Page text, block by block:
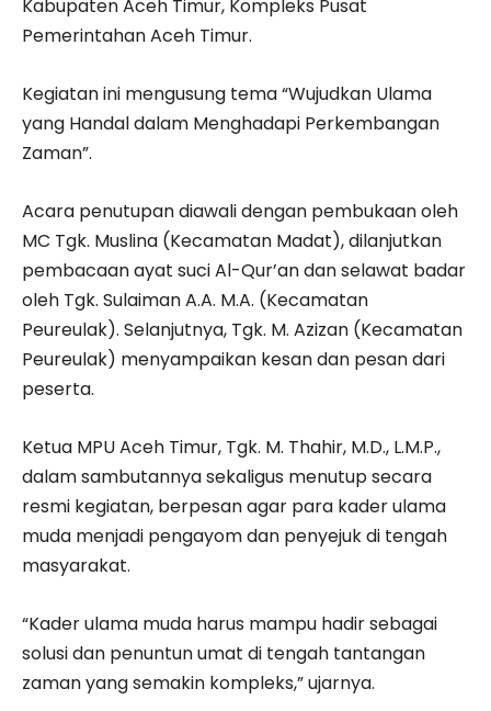
Kabupaten Aceh Timur, Kompleks Pusat
Pemerintahan Aceh Timur.
Kegiatan ini mengusung tema “Wujudkan Ulama
yang Handal dalam Menghadapi Perkembangan
Zaman”.
Acara penutupan diawali dengan pembukaan oleh
MC Tgk. Muslina (Kecamatan Madat), dilanjutkan
pembacaan ayat suci Al-Qur’an dan selawat badar
oleh Tgk. Sulaiman A.A. M.A. (Kecamatan
Peureulak). Selanjutnya, Tgk. M. Azizan (Kecamatan
Peureulak) menyampaikan kesan dan pesan dari
peserta.
Ketua MPU Aceh Timur, Tgk. M. Thahir, M.D., L.M.P.,
dalam sambutannya sekaligus menutup secara
resmi kegiatan, berpesan agar para kader ulama
muda menjadi pengayom dan penyejuk di tengah
masyarakat.
“Kader ulama muda harus mampu hadir sebagai
solusi dan penuntun umat di tengah tantangan
zaman yang semakin kompleks,” ujarnya.